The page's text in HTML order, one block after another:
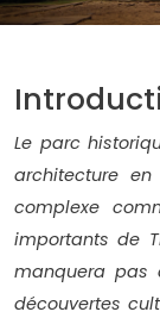
Le parc
architecture
complexe
importants de
manquera pas
découvertes